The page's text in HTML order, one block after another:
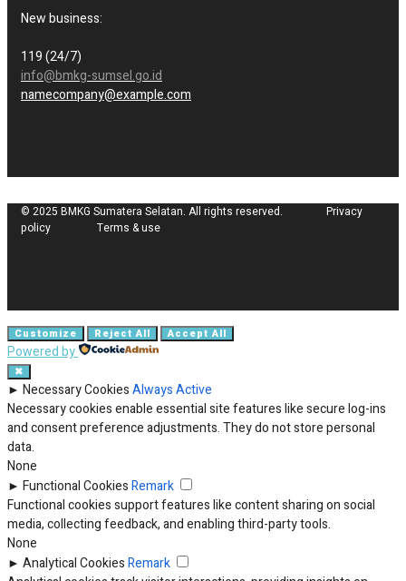
New business:
119 (24/7)
info@bmkg-sumsel.go.id
namecompany@example.com
© 2025 BMKG Sumatera Selatan. All rights reserved. Privacy
policy Terms & use
Customize Reject All Accept All
Powered by
✖
► Necessary CookiesAlways Active
Necessary cookies enable essential site features like secure log-ins
and consent preference adjustments. They do not store personal
data.
None
► Functional CookiesRemark
Functional cookies support features like content sharing on social
media, collecting feedback, and enabling third-party tools.
None
► Analytical CookiesRemark